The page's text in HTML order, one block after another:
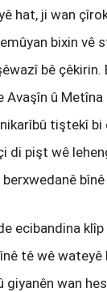
hat, ji wan
bixin
bê çêkirin.
û
tiştekî
di pişt wê
bînê
ecibandina
tê wê
giyanên wan